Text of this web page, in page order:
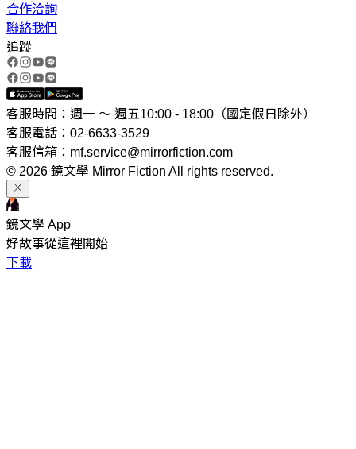
合作洽詢
聯絡我們
追蹤
客服時間：週一 ～ 週五10:00 - 18:00（國定假日除外）
客服電話：02-6633-3529
客服信箱：mf.service@mirrorfiction.com
© 2026 鏡文學 Mirror Fiction All rights reserved.
鏡文學 App
好故事從這裡開始
下載